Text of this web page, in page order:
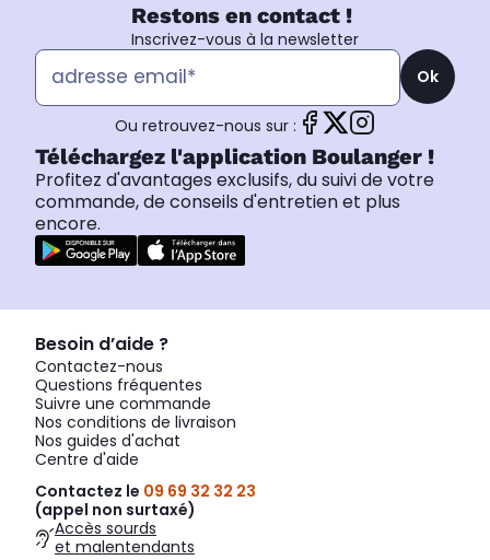
Restons en contact !
Inscrivez-vous à la newsletter
Ok
Ou retrouvez-nous sur :
Téléchargez l'application Boulanger !
Profitez d'avantages exclusifs, du suivi de votre
commande, de conseils d'entretien et plus
encore.
Besoin d’aide ?
Contactez-nous
Questions fréquentes
Suivre une commande
Nos conditions de livraison
Nos guides d'achat
Centre d'aide
Contactez le 09 69 32 32 23
(appel non surtaxé)
Accès sourds
et malentendants